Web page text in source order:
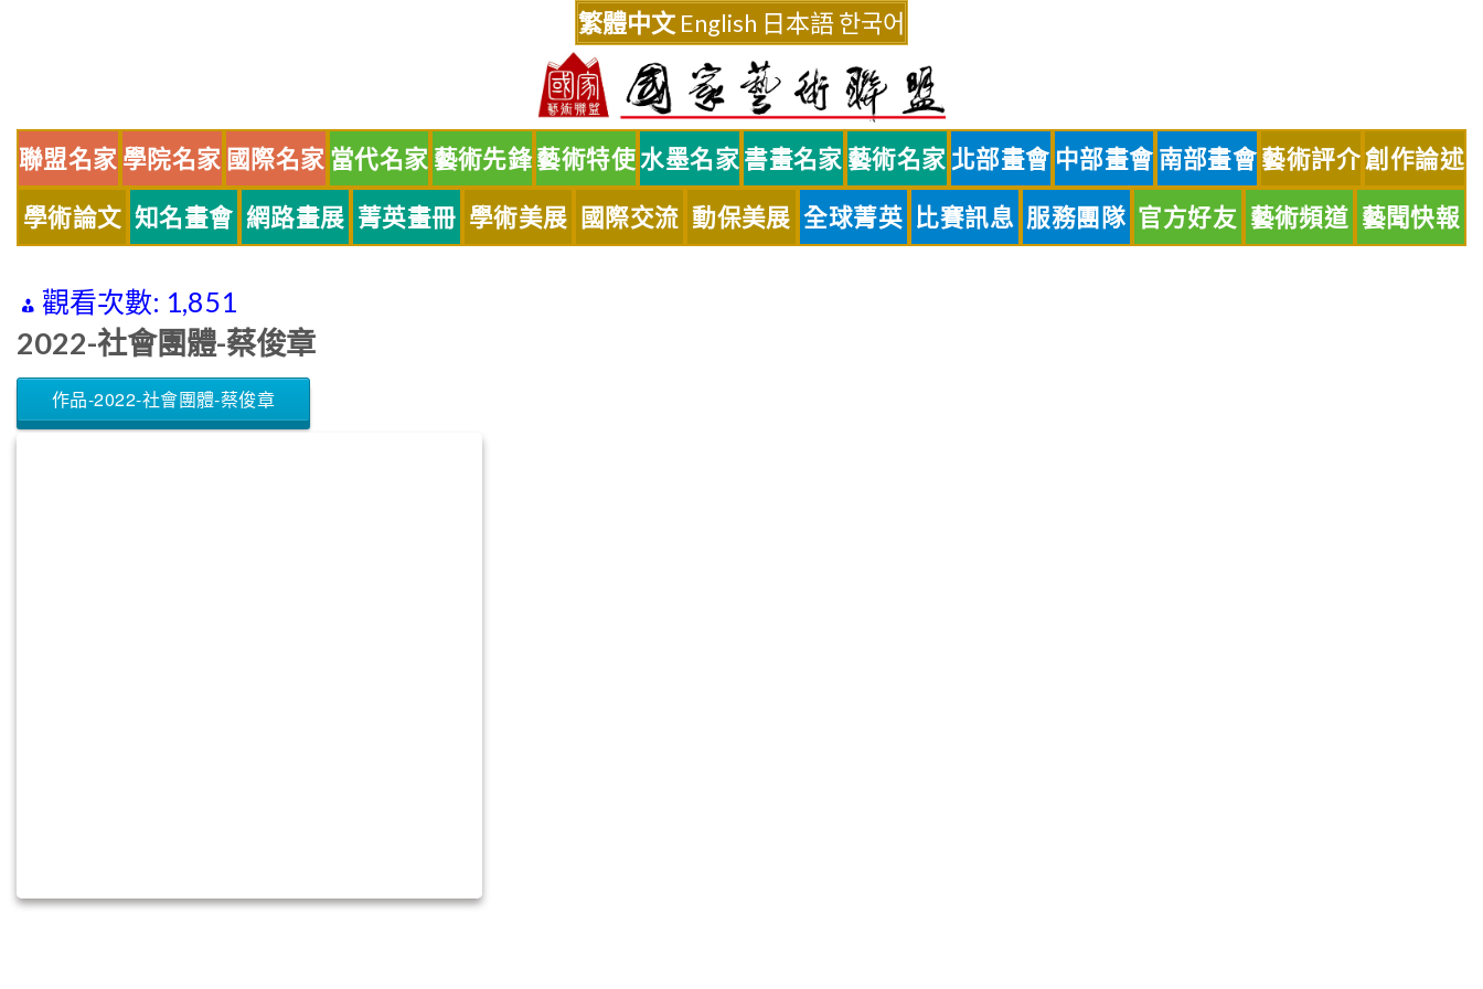
繁體中文 English 日本語한국어
聯盟名家 學院名家 國際名家 當代名家 藝術先鋒藝術特使水墨名家 書畫名家 藝術名家 北部畫會 中部畫會 南部畫會藝術評介創作論述
學術論文 知名畫會 網路畫展 菁英畫冊 學術美展 國際交流 動保美展 全球菁英 比賽訊息 服務團隊 官方好友 藝術頻道 藝聞快報
觀看次數: 1,851
2022-社會團體-蔡俊章
作品-2022-社會團體-蔡俊章